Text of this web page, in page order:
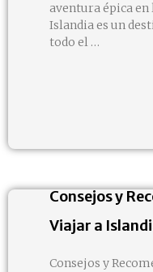
aventura épica
Islandia es un
todo el …
Consejos y
Viajar a
Consejos y